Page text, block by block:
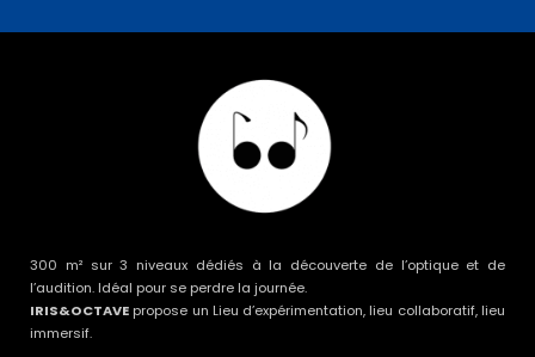
300 m² sur 3 niveaux dédiés à la découverte de l’optique et de
l’audition. Idéal pour se perdre la journée.
IRIS&OCTAVE propose un Lieu d’expérimentation, lieu collaboratif, lieu
immersif.